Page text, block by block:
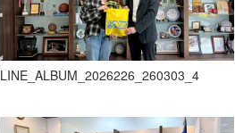
LINE_ALBUM_2026226_260303_4